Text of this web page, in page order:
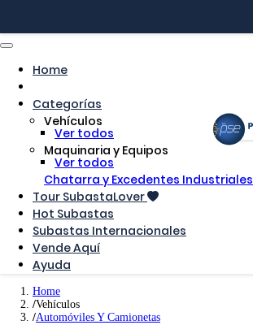
Home
Categorías
Vehículos
Ver todos
Maquinaria y Equipos
Ver todos
Chatarra y Excedentes Industriales
Tour SubastaLover
Hot Subastas
Subastas Internacionales
Vende Aquí
Ayuda
Home
Vehículos
Automóviles Y Camionetas